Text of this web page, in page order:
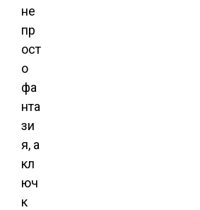
не
пр
ост
о
фа
нта
зи
я, а
кл
юч
к